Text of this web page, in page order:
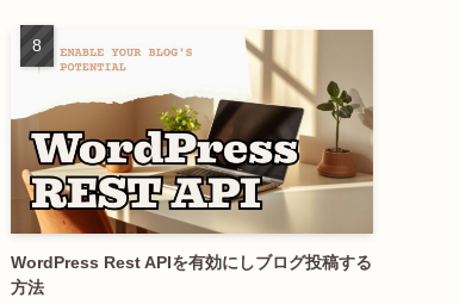
WordPress Rest APIを有効にしブログ投稿する
方法